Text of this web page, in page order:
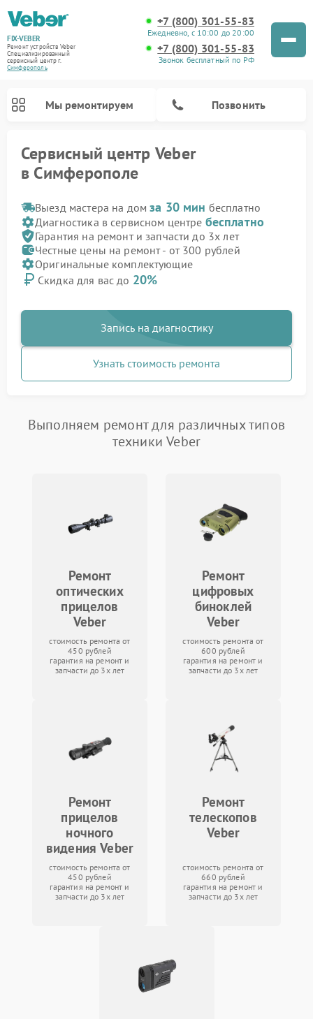
FIX-VEBER
Ремонт устройств Veber
Специализированный
cервисный центр г.
Симферополь
+7 (800) 301-55-83
Ежедневно, с 10:00 до 20:00
+7 (800) 301-55-83
Звонок бесплатный по РФ
Мы ремонтируем Позвонить
Сервисный центр Veber
в Симферополе
Выезд мастера на домза 30 мин бесплатно
Диагностика в сервисном центре бесплатно
Гарантия на ремонт и запчасти до 3х лет
Честные цены на ремонт - от 300 рублей
Оригинальные комплектующие
Скидка для вас до 20%
Запись на диагностику
Узнать стоимость ремонта
Выполняем ремонт для различных типов
техники Veber
Ремонт
оптических
прицелов
Veber
стоимость ремонта от
450 рублей
гарантия на ремонт и
запчасти до 3х лет
Ремонт
цифровых
биноклей
Veber
стоимость ремонта от
600 рублей
гарантия на ремонт и
запчасти до 3х лет
Ремонт
прицелов
ночного
видения Veber
стоимость ремонта от
450 рублей
гарантия на ремонт и
запчасти до 3х лет
Ремонт
телескопов
Veber
стоимость ремонта от
660 рублей
гарантия на ремонт и
запчасти до 3х лет